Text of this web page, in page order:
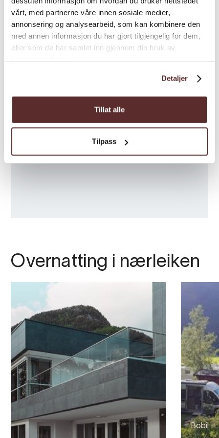
vårt, med partnerne våre innen sosiale medier,
annonsering og analysearbeid, som kan kombinere den
med annen informasjon du har gjort tilgjengelig for dem,
eller som de har samlet inn gjennom din bruk av
Detaljer
Tillat alle
Tilpass
Overnatting i nærleiken
Bobil